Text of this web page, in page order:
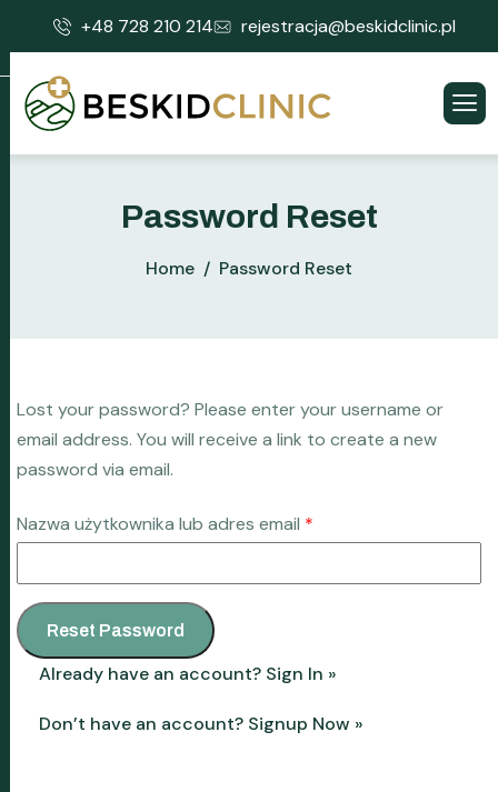
+48 728 210 214 rejestracja@beskidclinic.pl
Password Reset
Home Password Reset
Lost your password? Please enter your username or
email address. You will receive a link to create a new
password via email.
Nazwa użytkownika lub adres email *
Already have an account? Sign In »
Don’t have an account? Signup Now »